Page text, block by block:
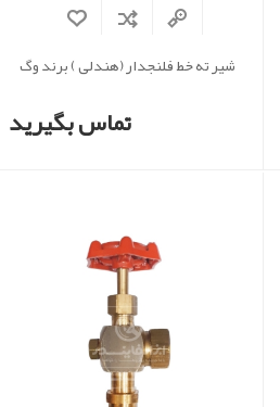
شیر ته خط فلنجدار (هندلی ) برند وگ
تماس بگیرید